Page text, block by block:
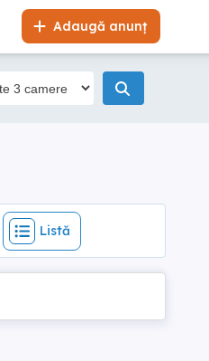
Adaugă anunț
Listă
Listă